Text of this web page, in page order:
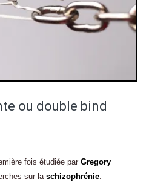
ou double bind
fois étudiée par Gregory
sur la schizophrénie.